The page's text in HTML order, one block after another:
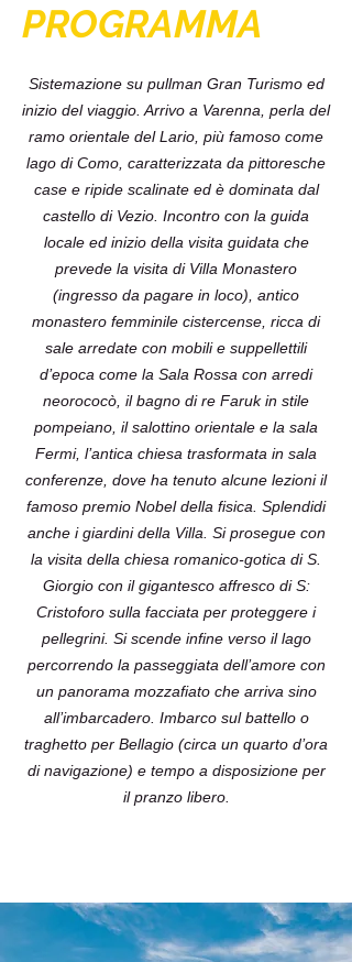
PROGRAMMA
Sistemazione su pullman Gran Turismo ed
inizio del viaggio. Arrivo a Varenna, perla del
ramo orientale del Lario, più famoso come
lago di Como, caratterizzata da pittoresche
case e ripide scalinate ed è dominata dal
castello di Vezio. Incontro con la guida
locale ed inizio della visita guidata che
prevede la visita di Villa Monastero
(ingresso da pagare in loco), antico
monastero femminile cistercense, ricca di
sale arredate con mobili e suppellettili
d’epoca come la Sala Rossa con arredi
neorococò, il bagno di re Faruk in stile
pompeiano, il salottino orientale e la sala
Fermi, l’antica chiesa trasformata in sala
conferenze, dove ha tenuto alcune lezioni il
famoso premio Nobel della fisica. Splendidi
anche i giardini della Villa. Si prosegue con
la visita della chiesa romanico-gotica di S.
Giorgio con il gigantesco affresco di S:
Cristoforo sulla facciata per proteggere i
pellegrini. Si scende infine verso il lago
percorrendo la passeggiata dell’amore con
un panorama mozzafiato che arriva sino
all’imbarcadero. Imbarco sul battello o
traghetto per Bellagio (circa un quarto d’ora
di navigazione) e tempo a disposizione per
il pranzo libero.